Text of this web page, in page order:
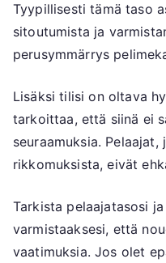
Tyypillisesti tämä taso
sitoutumista ja
perusymmärrys
Lisäksi tilisi on oltava
tarkoittaa, että siinä ei
seuraamuksia.
rikkomuksista, eivät
Tarkista pelaajatasosi
varmistaaksesi, että
vaatimuksia. Jos olet